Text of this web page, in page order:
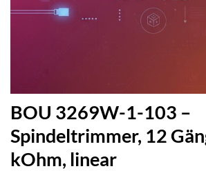
BOU 3269W-1-103 –
Spindeltrimmer, 12
kOhm, linear